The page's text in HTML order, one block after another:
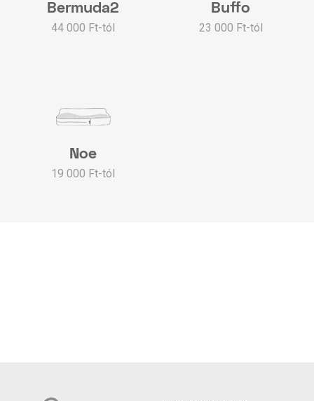
Bermuda2
44 000 Ft-tól
Buffo
23 000 Ft-tól
Noe
19 000 Ft-tól